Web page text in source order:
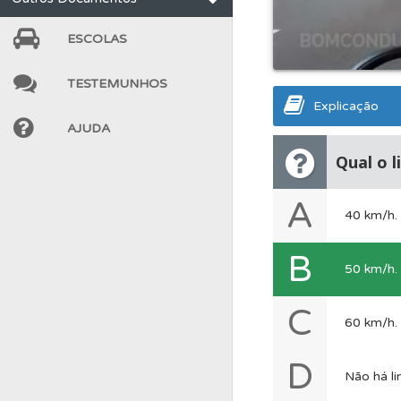
Conta Crie uma
Testes
Questões
Veja os
Use os
Questões
Testes Deve fazer
ESCOLAS
TESTEMUNHOS
AJUDA
Explicação
Qual o
A 40 km/h.
B 50 km/h.
C 60 km/h.
D Não há